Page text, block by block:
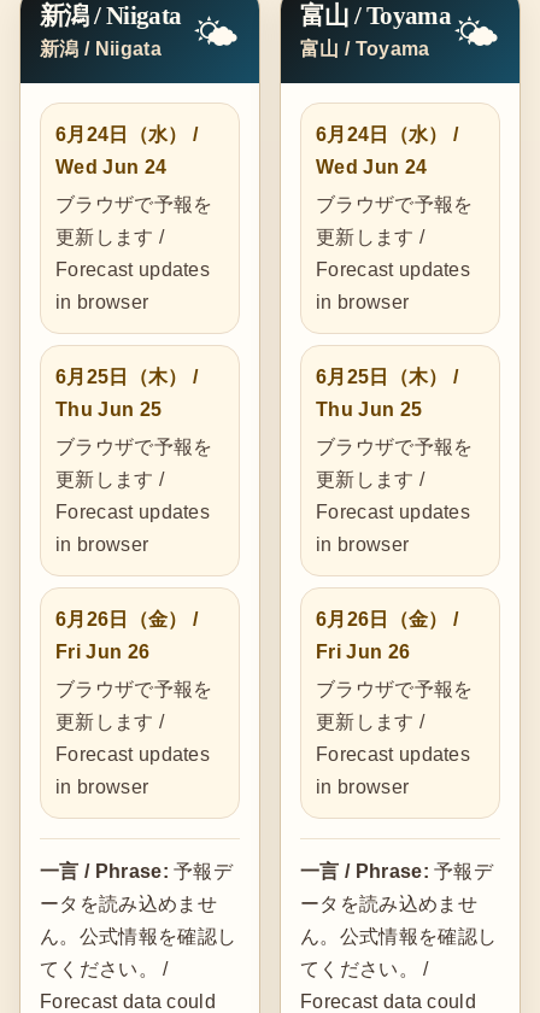
新潟 / Niigata
新潟 / Niigata 🌤️
6月24日（水） /
Wed Jun 24
ブラウザで予報を
更新します /
Forecast updates
in browser
6月25日（木） /
Thu Jun 25
ブラウザで予報を
更新します /
Forecast updates
in browser
6月26日（金） /
Fri Jun 26
ブラウザで予報を
更新します /
Forecast updates
in browser
一言 / Phrase: 予報デ
ータを読み込めませ
ん。公式情報を確認し
てください。 /
Forecast data could
富山 / Toyama
富山 / Toyama 🌤️
6月24日（水） /
Wed Jun 24
ブラウザで予報を
更新します /
Forecast updates
in browser
6月25日（木） /
Thu Jun 25
ブラウザで予報を
更新します /
Forecast updates
in browser
6月26日（金） /
Fri Jun 26
ブラウザで予報を
更新します /
Forecast updates
in browser
一言 / Phrase: 予報デ
ータを読み込めませ
ん。公式情報を確認し
てください。 /
Forecast data could